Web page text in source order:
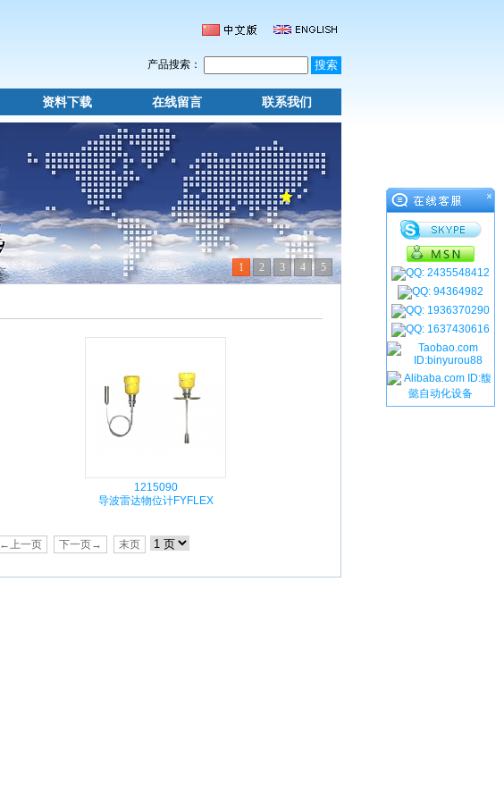
产品搜索：
资料下载 在线留言 联系我们
1 2 3 4 5
1215090
导波雷达物位计FYFLEX
←上一页 下一页→ 末页
×